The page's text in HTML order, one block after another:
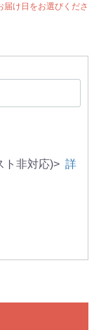
け日をお選びくださ
ト非対応)> 詳